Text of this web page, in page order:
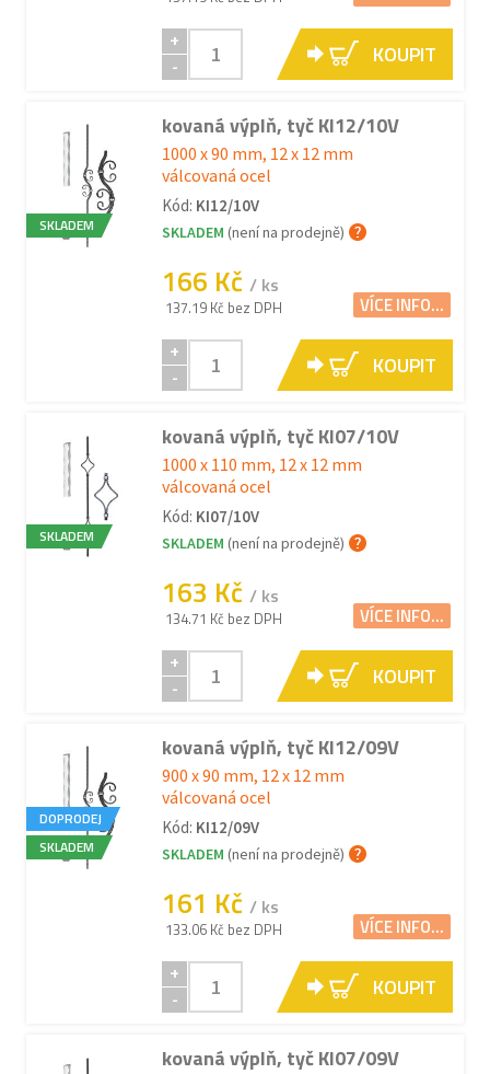
+
-
KOUPIT
SKLADEM
kovaná výplň, tyč KI12/10V
1000 x 90 mm, 12 x 12 mm
válcovaná ocel
Kód: KI12/10V
SKLADEM (není na prodejně)
166 Kč / ks
137.19 Kč bez DPH VÍCE INFO...
+
-
KOUPIT
SKLADEM
kovaná výplň, tyč KI07/10V
1000 x 110 mm, 12 x 12 mm
válcovaná ocel
Kód: KI07/10V
SKLADEM (není na prodejně)
163 Kč / ks
134.71 Kč bez DPH VÍCE INFO...
+
-
KOUPIT
DOPRODEJ
SKLADEM
kovaná výplň, tyč KI12/09V
900 x 90 mm, 12 x 12 mm
válcovaná ocel
Kód: KI12/09V
SKLADEM (není na prodejně)
161 Kč / ks
133.06 Kč bez DPH VÍCE INFO...
+
-
KOUPIT
kovaná výplň, tyč KI07/09V